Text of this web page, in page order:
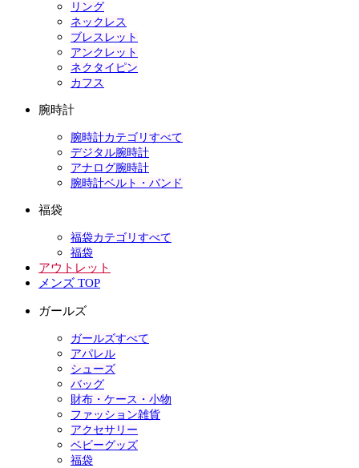
リング
ネックレス
ブレスレット
アンクレット
ネクタイピン
カフス
腕時計
腕時計カテゴリすべて
デジタル腕時計
アナログ腕時計
腕時計ベルト・バンド
福袋
福袋カテゴリすべて
福袋
アウトレット
メンズ TOP
ガールズ
ガールズすべて
アパレル
シューズ
バッグ
財布・ケース・小物
ファッション雑貨
アクセサリー
ベビーグッズ
福袋